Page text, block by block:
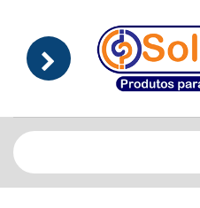
content
Pesquisar
por: